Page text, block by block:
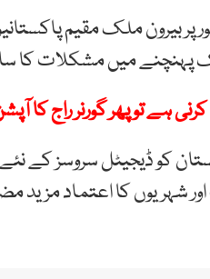
بیرون ملک مقیم
پہنچنے میں مشکلات کا
ہے تو پھر گورنر راج کا
کو ڈیجیٹل سروسز کے
شہریوں کا اعتماد مزید